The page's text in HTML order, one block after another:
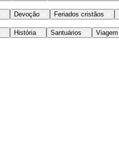
Devoção Feriados cristãos
História Santuários Viagem